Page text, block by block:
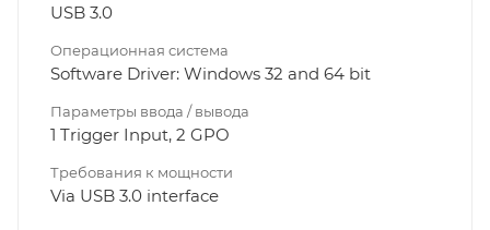
USB 3.0
Операционная система
Software Driver: Windows 32 and 64 bit
Параметры ввода / вывода
1 Trigger Input, 2 GPO
Требования к мощности
Via USB 3.0 interface